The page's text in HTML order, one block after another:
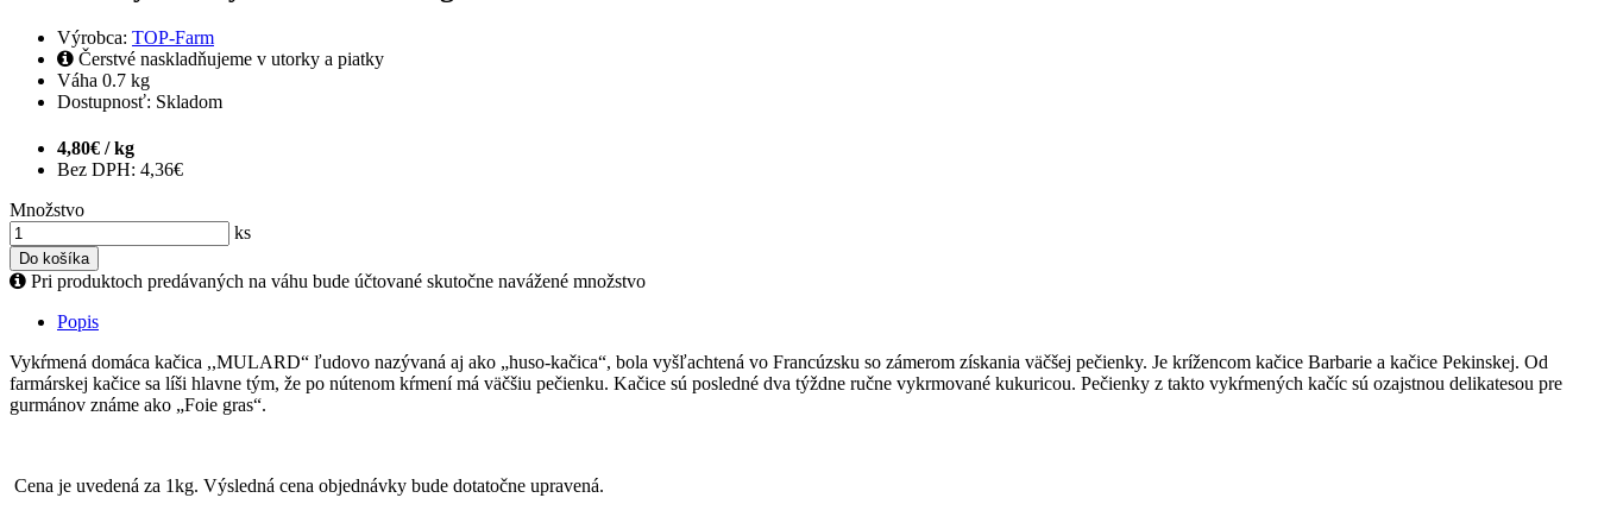
Výrobca: TOP-Farm
Čerstvé naskladňujeme v utorky a piatky
Váha 0.7 kg
Dostupnosť: Skladom
4,80€ / kg
Bez DPH: 4,36€
Množstvo
ks
Do košíka
Pri produktoch predávaných na váhu bude účtované skutočne navážené množstvo
Popis
Vykŕmená domáca kačica ,,MULARD“ ľudovo nazývaná aj ako „huso-kačica“, bola vyšľachtená vo Francúzsku so zámerom získania väčšej pečienky. Je krížencom kačice Barbarie a kačice Pekinskej. Od
farmárskej kačice sa líši hlavne tým, že po nútenom kŕmení má väčšiu pečienku. Kačice sú posledné dva týždne ručne vykrmované kukuricou. Pečienky z takto vykŕmených kačíc sú ozajstnou delikatesou pre
gurmánov známe ako „Foie gras“.
Cena je uvedená za 1kg. Výsledná cena objednávky bude dotatočne upravená.